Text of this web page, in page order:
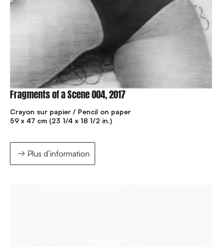
Fragments of a Scene 004, 2017
Crayon sur papier / Pencil on paper
59 x 47 cm (23 1/4 x 18 1/2 in.)
Plus d’information